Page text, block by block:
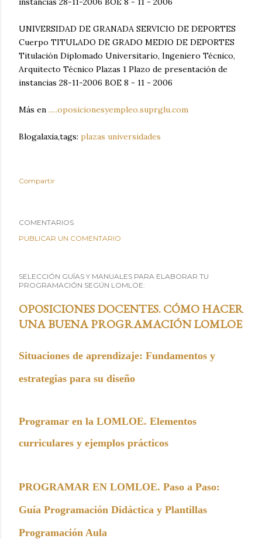
UNIVERSIDAD DE GRANADA SERVICIO DE DEPORTES
Cuerpo TITULADO DE GRADO MEDIO DE DEPORTES
Titulación Diplomado Universitario, Ingeniero Técnico,
Arquitecto Técnico Plazas 1 Plazo de presentación de
instancias 28-11-2006 BOE 8 - 11 - 2006
Más en .....oposicionesyempleo.suprglu.com
Blogalaxia,tags: plazas universidades
Compartir
COMENTARIOS
PUBLICAR UN COMENTARIO
SELECCIÓN GUÍAS Y MANUALES PARA ELABORAR TU
PROGRAMACIÓN SEGÚN LOMLOE:
OPOSICIONES DOCENTES. CÓMO HACER
UNA BUENA PROGRAMACIÓN LOMLOE
Situaciones de aprendizaje: Fundamentos y
estrategias para su diseño
Programar en la LOMLOE. Elementos
curriculares y ejemplos prácticos
PROGRAMAR EN LOMLOE. Paso a Paso:
Guía Programación Didáctica y Plantillas
Programación Aula